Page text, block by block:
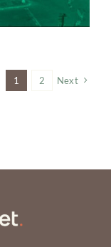
1 2 Next